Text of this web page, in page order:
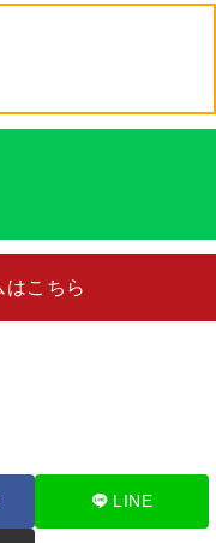
はこちら
LINE